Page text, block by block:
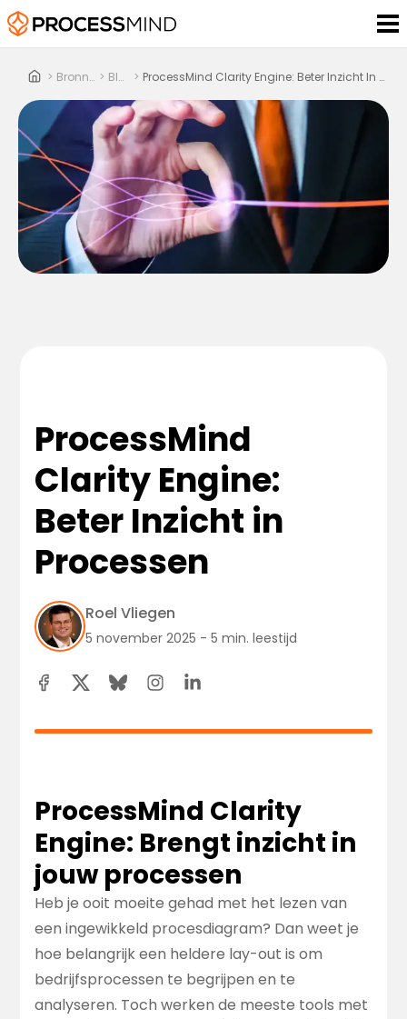
> Bronnen > Blog > ProcessMind Clarity Engine: Beter Inzicht In Processen
ProcessMind
Clarity Engine:
Beter Inzicht in
Processen
Roel Vliegen
5 november 2025 - 5 min. leestijd
ProcessMind Clarity
Engine: Brengt inzicht in
jouw processen
Heb je ooit moeite gehad met het lezen van
een ingewikkeld procesdiagram? Dan weet je
hoe belangrijk een heldere lay-out is om
bedrijfsprocessen te begrijpen en te
analyseren. Toch werken de meeste tools met